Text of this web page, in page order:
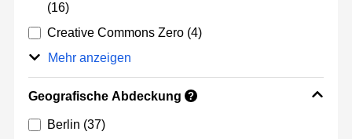
(16)
Creative Commons Zero (4)
Mehr anzeigen
Geografische Abdeckung ?
Berlin (37)